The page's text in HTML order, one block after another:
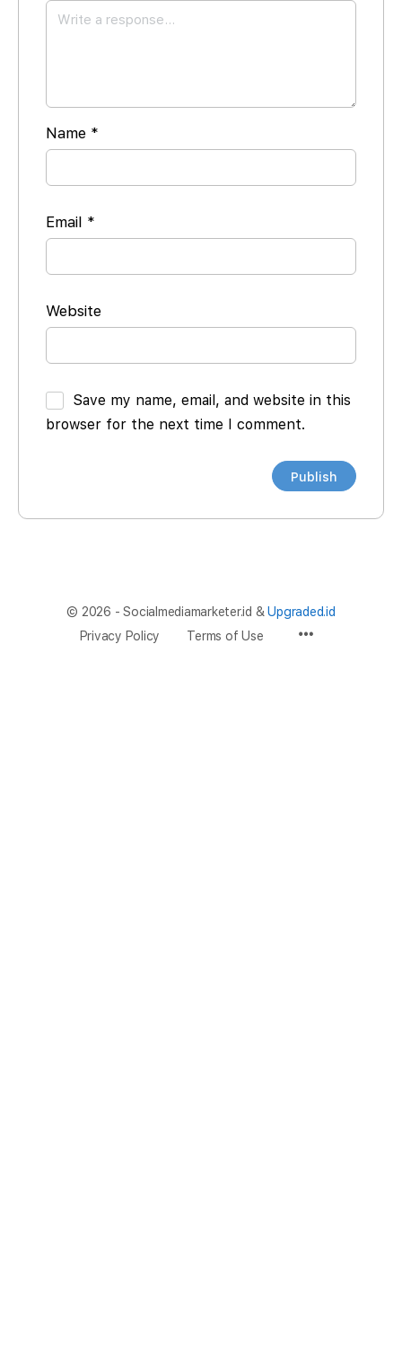
Name *
Email *
Website
Save my name, email, and website in this
browser for the next time I comment.
© 2026 - Socialmediamarketer.id &Upgraded.id
Privacy Policy
Terms of Use